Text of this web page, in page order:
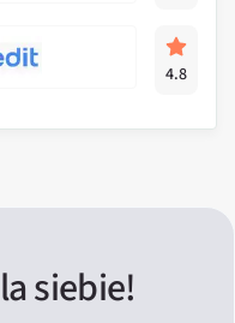
4.8
siebie!